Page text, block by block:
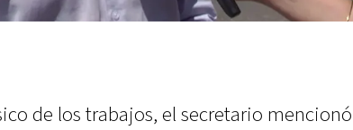
de los trabajos, el secretario mencionó